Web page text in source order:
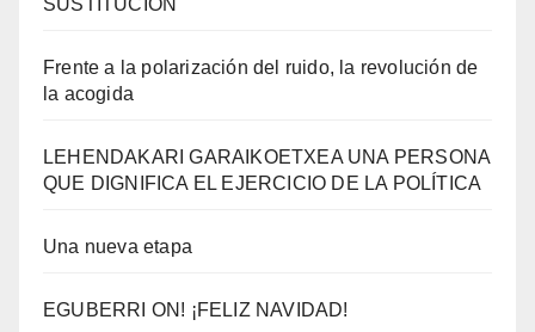
SUSTITUCIÓN
Frente a la polarización del ruido, la revolución de
la acogida
LEHENDAKARI GARAIKOETXEA UNA PERSONA
QUE DIGNIFICA EL EJERCICIO DE LA POLÍTICA
Una nueva etapa
EGUBERRI ON! ¡FELIZ NAVIDAD!